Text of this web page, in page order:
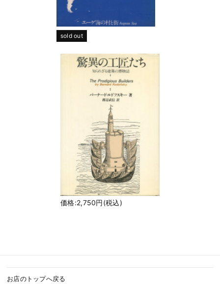
sold out
価格:2,750円(税込)
お店のトップへ戻る